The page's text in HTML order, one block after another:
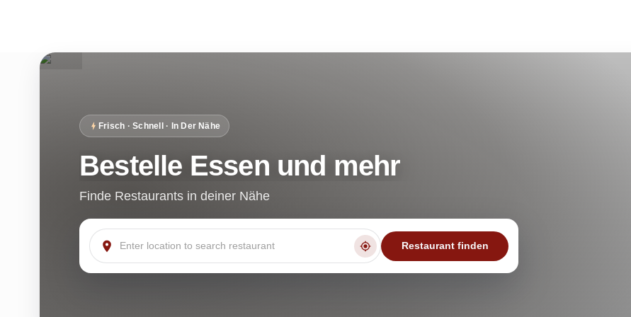
Frisch · Schnell · In Der Nähe
Bestelle Essen und mehr
Finde Restaurants in deiner Nähe
Restaurant finden